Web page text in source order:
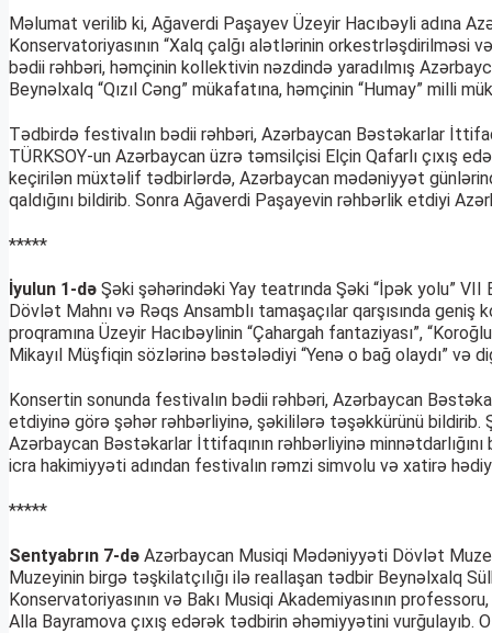
Məlumat verilib ki, Ağaverdi Paşayev Üzeyir Hacıbəyli adına
Konservatoriyasının “Xalq çalğı alətlərinin orkestrləşdirilməsi
bədii rəhbəri, həmçinin kollektivin nəzdində yaradılmış
Beynəlxalq “Qızıl Cəng” mükafatına, həmçinin “Humay” milli
Tədbirdə festivalın bədii rəhbəri, Azərbaycan Bəstəkarlar
TÜRKSOY-un Azərbaycan üzrə təmsilçisi Elçin Qafarlı çıxış
keçirilən müxtəlif tədbirlərdə, Azərbaycan mədəniyyət
qaldığını bildirib. Sonra Ağaverdi Paşayevin rəhbərlik etdiyi
*****
İyulun 1-də Şəki şəhərindəki Yay teatrında Şəki “İpək yolu”
Dövlət Mahnı və Rəqs Ansamblı tamaşaçılar qarşısında
proqramına Üzeyir Hacıbəylinin “Çahargah fantaziyası”,
Mikayıl Müşfiqin sözlərinə bəstələdiyi “Yenə o bağ olaydı” və
Konsertin sonunda festivalın bədii rəhbəri, Azərbaycan
etdiyinə görə şəhər rəhbərliyinə, şəkililərə təşəkkürünü bildirib.
Azərbaycan Bəstəkarlar İttifaqının rəhbərliyinə
icra hakimiyyəti adından festivalın rəmzi simvolu və xatirə
*****
Sentyabrın 7-də Azərbaycan Musiqi Mədəniyyəti Dövlət
Muzeyinin birgə təşkilatçılığı ilə reallaşan tədbir Beynəlxalq
Konservatoriyasının və Bakı Musiqi Akademiyasının
Alla Bayramova çıxış edərək tədbirin əhəmiyyətini vurğulayıb.